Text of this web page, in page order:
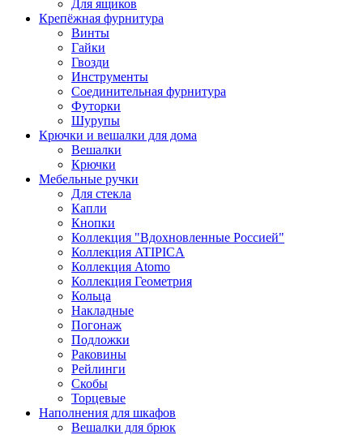
Для ящиков
Крепёжная фурнитура
Винты
Гайки
Гвозди
Инструменты
Соединительная фурнитура
Футорки
Шурупы
Крючки и вешалки для дома
Вешалки
Крючки
Мебельные ручки
Для стекла
Капли
Кнопки
Коллекция "Вдохновленные Россией"
Коллекция ATIPICA
Коллекция Atomo
Коллекция Геометрия
Кольца
Накладные
Погонаж
Подложки
Раковины
Рейлинги
Скобы
Торцевые
Наполнения для шкафов
Вешалки для брюк